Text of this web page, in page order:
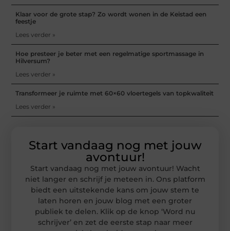
Klaar voor de grote stap? Zo wordt wonen in de Keistad een
feestje
Lees verder »
Hoe presteer je beter met een regelmatige sportmassage in
Hilversum?
Lees verder »
Transformeer je ruimte met 60×60 vloertegels van topkwaliteit
Lees verder »
Start vandaag nog met jouw
avontuur!
Start vandaag nog met jouw avontuur! Wacht
niet langer en schrijf je meteen in. Ons platform
biedt een uitstekende kans om jouw stem te
laten horen en jouw blog met een groter
publiek te delen. Klik op de knop ‘Word nu
schrijver’ en zet de eerste stap naar meer